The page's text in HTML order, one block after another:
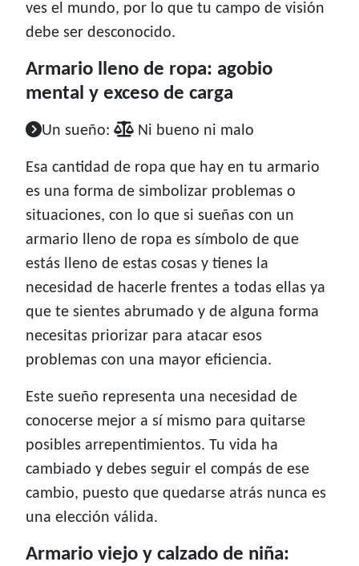
ves el mundo, por lo que tu campo de visión
debe ser desconocido.
Armario lleno de ropa: agobio
mental y exceso de carga
Un sueño: Ni bueno ni malo
Esa cantidad de ropa que hay en tu armario
es una forma de simbolizar problemas o
situaciones, con lo que si sueñas con un
armario lleno de ropa es símbolo de que
estás lleno de estas cosas y tienes la
necesidad de hacerle frentes a todas ellas ya
que te sientes abrumado y de alguna forma
necesitas priorizar para atacar esos
problemas con una mayor eficiencia.
Este sueño representa una necesidad de
conocerse mejor a sí mismo para quitarse
posibles arrepentimientos. Tu vida ha
cambiado y debes seguir el compás de ese
cambio, puesto que quedarse atrás nunca es
una elección válida.
Armario viejo y calzado de niña: